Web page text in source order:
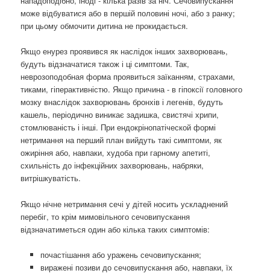
може відбуватися або в першій половині ночі, або з ранку;
при цьому обмочити дитина не прокидається.
Якщо енурез проявився як наслідок інших захворювань,
будуть відзначатися також і ці симптоми. Так,
неврозоподобная форма проявиться заїканням, страхами,
тиками, гіперактивністю. Якщо причина - в гіпоксії головного
мозку внаслідок захворювань бронхів і легенів, будуть
кашель, періодично виникає задишка, свистячі хрипи,
стомлюваність і інші. При ендокрінопатіческой формі
нетримання на перший план вийдуть такі симптоми, як
ожиріння або, навпаки, худоба при гарному апетиті,
схильність до інфекційних захворювань, набряки,
витрішкуватість.
Якщо нічне нетримання сечі у дітей носить ускладнений
перебіг, то крім мимовільного сечовипускання
відзначатиметься один або кілька таких симптомів:
почастішання або уражень сечовипускання;
виражені позиви до сечовипускання або, навпаки, їх